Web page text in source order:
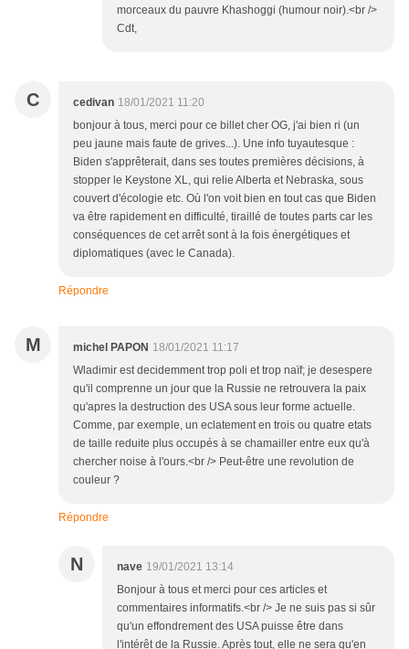
morceaux du pauvre Khashoggi (humour noir).<br />
Cdt,
C cedivan 18/01/2021 11:20
bonjour à tous, merci pour ce billet cher OG, j'ai bien ri (un
peu jaune mais faute de grives...). Une info tuyautesque :
Biden s'apprêterait, dans ses toutes premières décisions, à
stopper le Keystone XL, qui relie Alberta et Nebraska, sous
couvert d'écologie etc. Où l'on voit bien en tout cas que Biden
va être rapidement en difficulté, tiraillé de toutes parts car les
conséquences de cet arrêt sont à la fois énergétiques et
diplomatiques (avec le Canada).
Répondre
M michel PAPON 18/01/2021 11:17
Wladimir est decidemment trop poli et trop naïf; je desespere
qu'il comprenne un jour que la Russie ne retrouvera la paix
qu'apres la destruction des USA sous leur forme actuelle.
Comme, par exemple, un eclatement en trois ou quatre etats
de taille reduite plus occupés à se chamailler entre eux qu'à
chercher noise à l'ours.<br /> Peut-être une revolution de
couleur ?
Répondre
N nave 19/01/2021 13:14
Bonjour à tous et merci pour ces articles et
commentaires informatifs.<br /> Je ne suis pas si sûr
qu'un effondrement des USA puisse être dans
l'intérêt de la Russie. Après tout, elle ne sera qu'en